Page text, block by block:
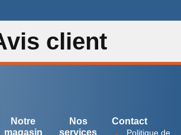
client
Notre
magasin
Nos
services
Contact
Politique de